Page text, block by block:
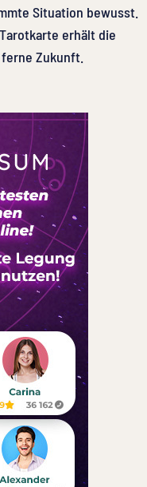
Situation bewusst.
erhält die
Zukunft.